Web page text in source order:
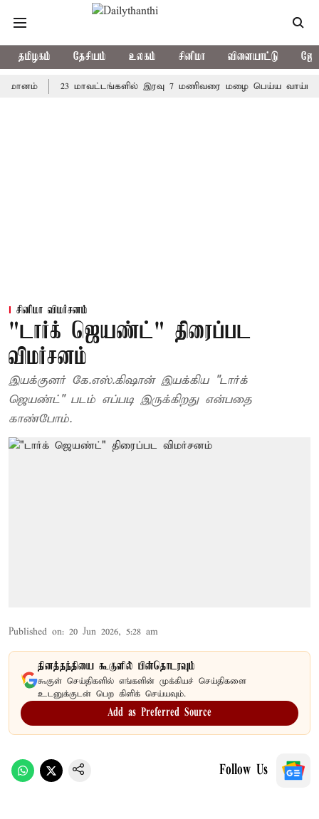
தமிழகம் தேசியம் உலகம் சினிமா விளையாட்டு
23 மாவட்டங்களில் இரவு 7 மணிவரை மழை பெய்ய வாய்ப்பு
சினிமா விமர்சனம்
"டார்க் ஜெயண்ட்" திரைப்பட
விமர்சனம்
இயக்குனர் கே.எஸ்.கிஷான் இயக்கிய "டார்க்
ஜெயண்ட்" படம் எப்படி இருக்கிறது என்பதை
காண்போம்.
Published on: 20 Jun 2026, 5:28 am
தினத்தந்தியை கூகுளில் பின்தொடரவும்
கூகுள் செய்திகளில் எங்களின் முக்கியச் செய்திகளை
உடனுக்குடன் பெற கிளிக் செய்யவும்.
Add as Preferred Source
Follow Us